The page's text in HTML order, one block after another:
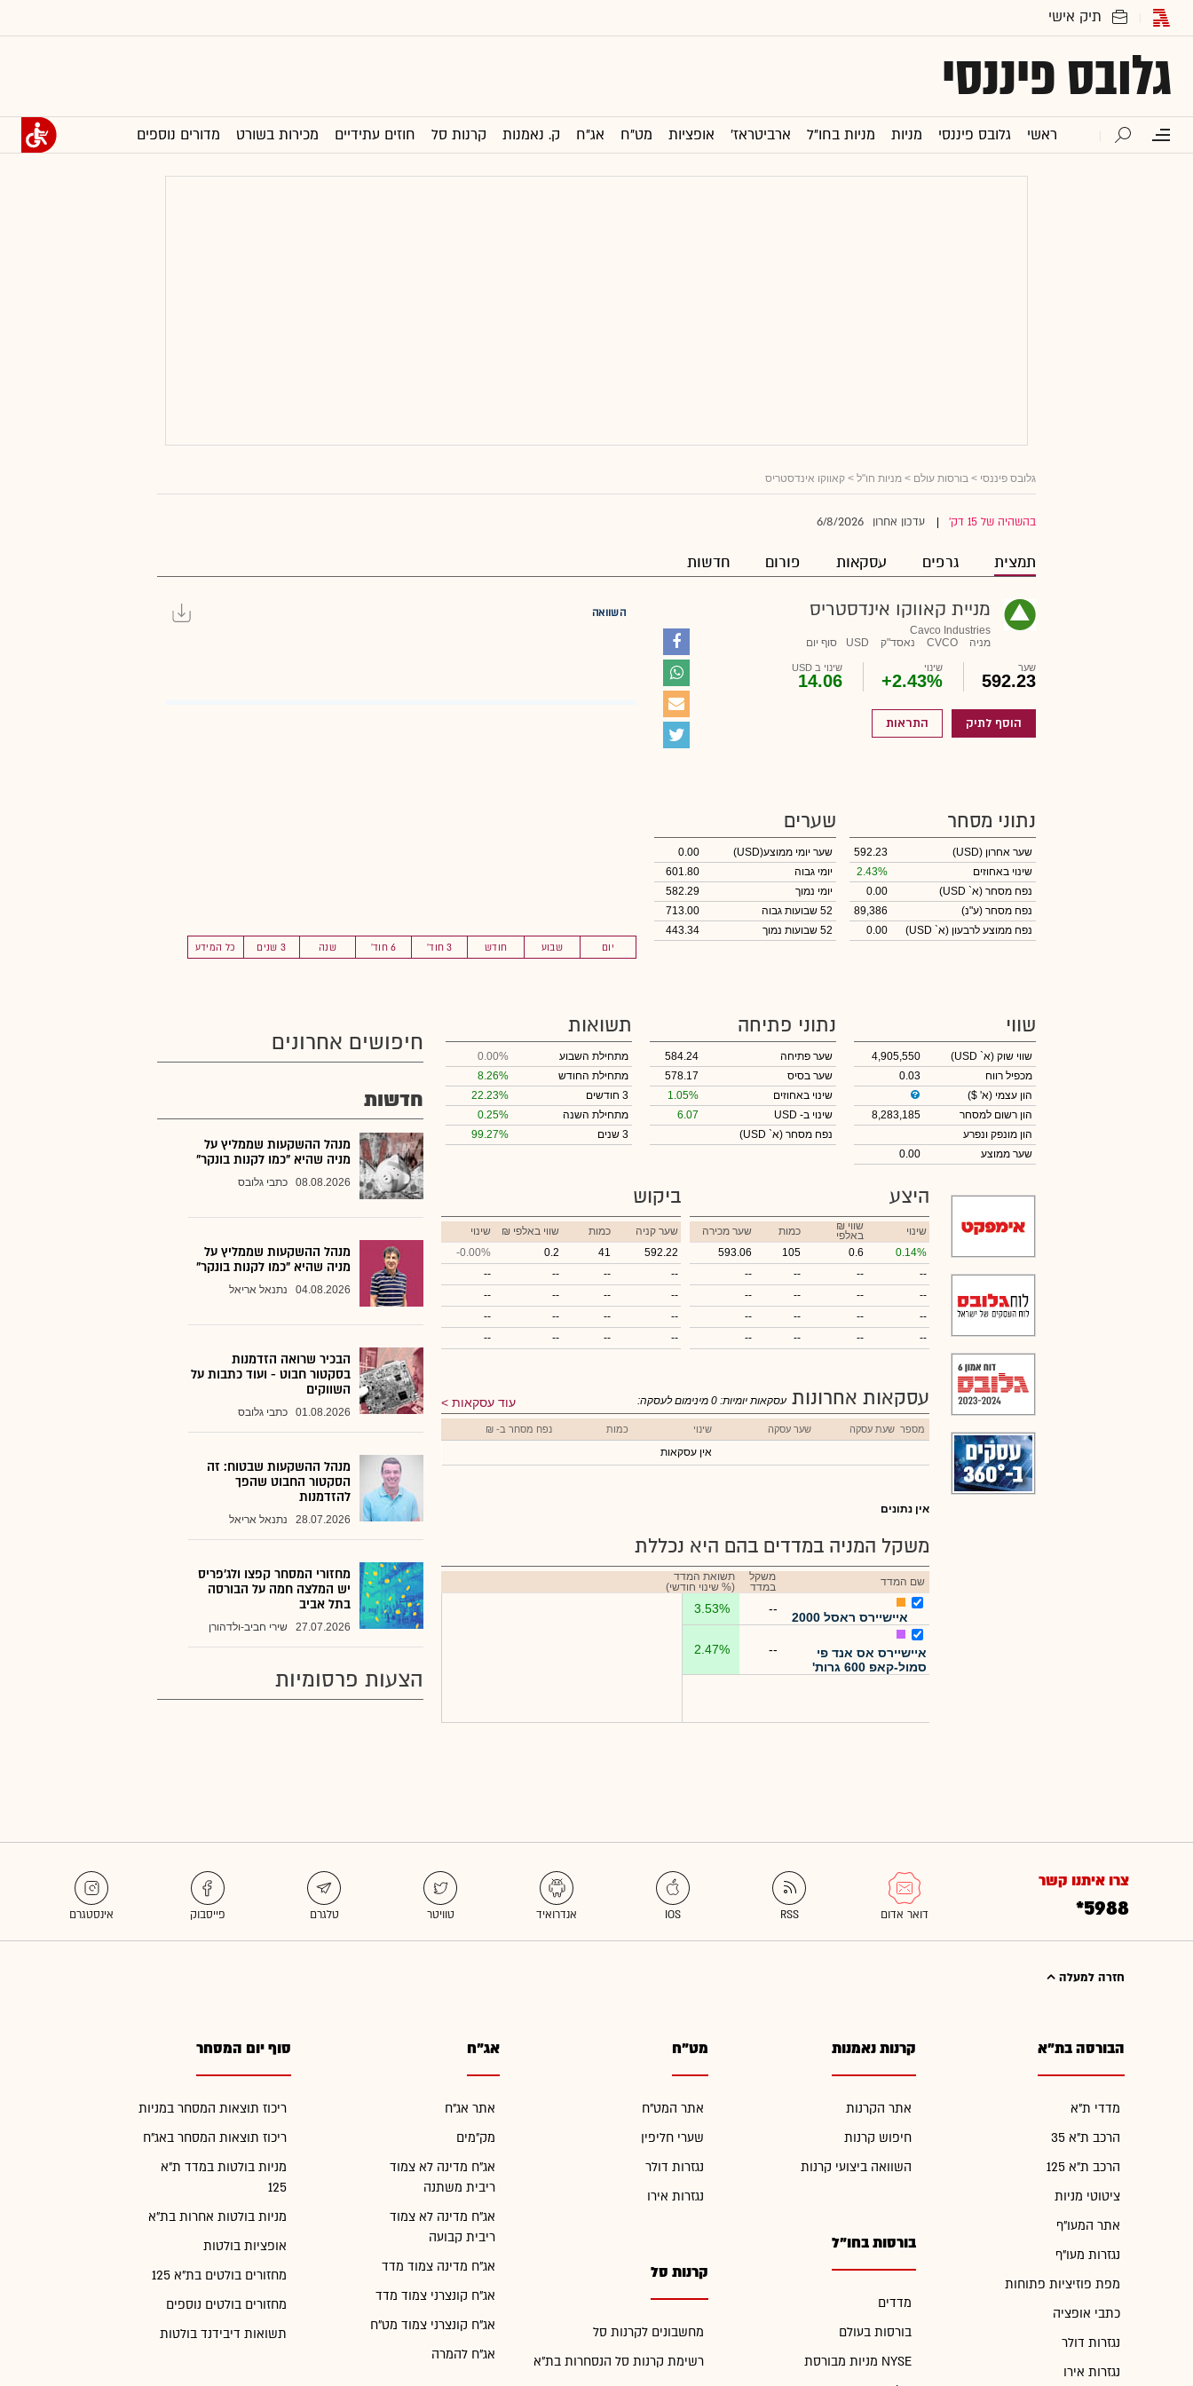
גלובס פיננסי
ראשי גלובס פיננסי מניות מניות בחו"ל ארביטראז' אופציות מט"ח אג"ח ק. נאמנות קרנות סל חוזים עתידיים מכירות בשורט מדורים נוספים
גלובס פיננסי > בורסות עולם > מניות חו"ל > קאווקו אינדסטריס
בהשהיה של 15 דק' עדכון אחרון 6/8/2026
תמצית גרפים עסקאות פורום חדשות
מניית קאווקו אינדסטריס
Cavco Industries
מניה
CVCO נאסד"ק USD סוף יום
שער
592.23
שינוי
+2.43%
שינוי ב USD
14.06
הוסף לתיק התראות
השוואה
יום שבוע חודש 3 חוד' 6 חוד' שנה 3 שנים כל המידע
נתוני מסחר
שער אחרון (USD)
592.23
שינוי באחוזים
2.43%
נפח מסחר (א` USD)
0.00
נפח מסחר (ע"נ)
89,386
נפח ממוצע לרבעון (א` USD)
0.00
שערים
שער יומי ממוצע(USD)
0.00
יומי גבוה
601.80
יומי נמוך
582.29
52 שבועות גבוה
713.00
52 שבועות נמוך
443.34
שווי
שווי שוק (א` USD)
4,905,550
מכפיל רווח
0.03
הון עצמי (א' $)
הון רשום למסחר
8,283,185
הון מונפק ונפרע
שער ממוצע
0.00
נתוני פתיחה
שער פתיחה
584.24
שער בסיס
578.17
שינוי באחוזים
1.05%
שינוי ב- USD
6.07
נפח מסחר (א` USD)
תשואות
מתחילת השבוע
0.00%
מתחילת החודש
8.26%
3 חודשים
22.23%
מתחילת השנה
0.25%
3 שנים
99.27%
היצע
שינוי ₪ שווי
באלפי כמות
שער מכירה
0.14%
0.6
105
593.06
--
--
--
--
--
--
--
--
--
--
--
--
--
--
--
--
ביקוש
שער קניה כמות ₪ שווי באלפי
שינוי
592.22
41
0.2
-0.00%
--
--
--
--
--
--
--
--
--
--
--
--
--
--
--
--
עסקאות אחרונות עוד עסקאות עסקאות יומיות: 0 מינימום לעסקה:
מספר שעת עסקה שער עסקה שינוי כמות נפח מסחר ב- ₪
אין עסקאות
אין נתונים
משקל המניה במדדים בהם היא נכללת
שם המדד
משקל
במדד
תשואת המדד
(% שינוי חודשי)
איישיירס ראסל 2000
--
3.53%
איישיירס אס אנד פי
סמול-קאפ 600 גרות'
--
2.47%
חיפושים אחרונים
חדשות
מנהל ההשקעות שממליץ על
מניה שהיא "כמו לקנות בונקר"
08.08.2026 כתבי גלובס
מנהל ההשקעות שממליץ על
מניה שהיא "כמו לקנות בונקר"
04.08.2026 נתנאל אריאל
הבכיר שרואה הזדמנות
בסקטור חבוט - ועוד כתבות על
השווקים
01.08.2026 כתבי גלובס
מנהל ההשקעות שבטוח: זה
הסקטור החבוט שהפך
להזדמנות
28.07.2026 נתנאל אריאל
מחזורי המסחר קפצו ולג'פריס
יש המלצה חמה על הבורסה
בתל אביב
27.07.2026 שירי חביב-ולדהורן
הצעות פרסומיות
צרו איתנו קשר
*5988
חזרה למעלה
הבורסה בת"א
מדדי ת"א
הרכב ת"א 35
הרכב ת"א 125
ציטוטי מניות
אתר המעו"ף
נגזרות מעו"ף
מפת פוזיציות פתוחות
כתבי אופציה
נגזרות דולר
נגזרות אירו
קרנות נאמנות
אתר הקרנות
חיפוש קרנות
השוואה ביצועי קרנות
בורסות בחו"ל
מדדים
בורסות בעולם
מניות מבורסת NYSE
מט"ח
אתר המט"ח
שערי חליפין
נגזרות דולר
נגזרות אירו
קרנות סל
מחשבונים לקרנות סל
רשימת קרנות סל הנסחרות בת"א
אג"ח
אתר אג"ח
מק"מים
אג"ח מדינה לא צמוד
ריבית משתנה
אג"ח מדינה לא צמוד
ריבית קבועה
אג"ח מדינה צמוד מדד
אג"ח קונצרני צמוד מדד
אג"ח קונצרני צמוד מט"ח
אג"ח להמרה
סוף יום המסחר
ריכוז תוצאות המסחר במניות
ריכוז תוצאות המסחר באג"ח
מניות בולטות במדד ת"א
125
מניות בולטות אחרות בת"א
אופציות בולטות
מחזורים בולטים בת"א 125
מחזורים בולטים נוספים
תשואות דיבידנד בולטות